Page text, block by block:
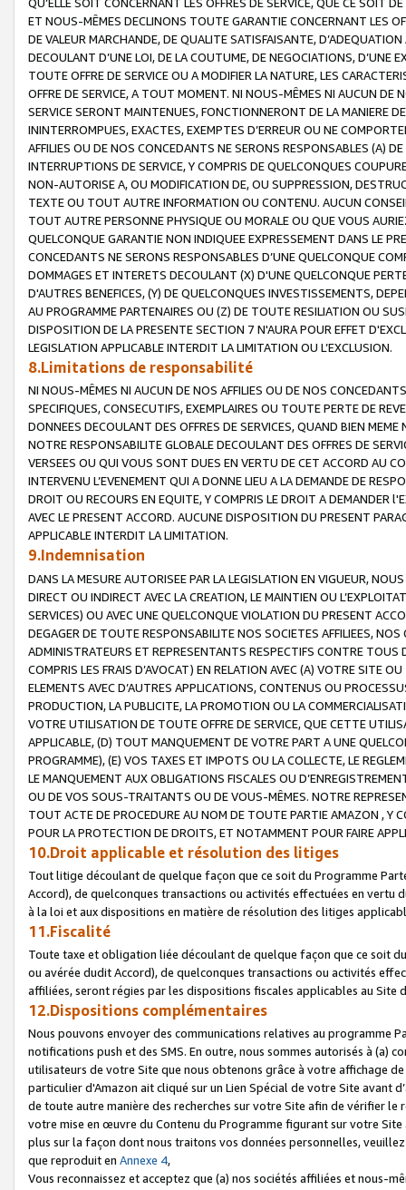
ET NOUS-MÊMES DECLINONS TOUTE GARANTIE CONCERNANT LES
DE VALEUR MARCHANDE, DE QUALITE SATISFAISANTE,
DECOULANT D’UNE LOI, DE LA COUTUME, DE NEGOCIATIONS, D’UNE
TOUTE OFFRE DE SERVICE OU A MODIFIER LA NATURE, LES
OFFRE DE SERVICE, A TOUT MOMENT. NI NOUS-MÊMES NI AUCUN DE
SERVICE SERONT MAINTENUES, FONCTIONNERONT DE LA MANIERE
ININTERROMPUES, EXACTES, EXEMPTES D’ERREUR OU NE
AFFILIES OU DE NOS CONCEDANTS NE SERONS RESPONSABLES (A)
INTERRUPTIONS DE SERVICE, Y COMPRIS DE QUELCONQUES
NON-AUTORISE A, OU MODIFICATION DE, OU SUPPRESSION,
TEXTE OU TOUT AUTRE INFORMATION OU CONTENU. AUCUN
TOUT AUTRE PERSONNE PHYSIQUE OU MORALE OU QUE VOUS
QUELCONQUE GARANTIE NON INDIQUEE EXPRESSEMENT DANS LE
CONCEDANTS NE SERONS RESPONSABLES D’UNE QUELCONQUE
DOMMAGES ET INTERETS DECOULANT (X) D'UNE QUELCONQUE
D'AUTRES BENEFICES, (Y) DE QUELCONQUES INVESTISSEMENTS,
AU PROGRAMME PARTENAIRES OU (Z) DE TOUTE RESILIATION OU
DISPOSITION DE LA PRESENTE SECTION 7 N'AURA POUR EFFET
LEGISLATION APPLICABLE INTERDIT LA LIMITATION OU L’EXCLUSION.
8.Limitations de responsabilité
NI NOUS-MÊMES NI AUCUN DE NOS AFFILIES OU DE NOS
SPECIFIQUES, CONSECUTIFS, EXEMPLAIRES OU TOUTE PERTE DE
DONNEES DECOULANT DES OFFRES DE SERVICES, QUAND BIEN
NOTRE RESPONSABILITE GLOBALE DECOULANT DES OFFRES DE
VERSEES OU QUI VOUS SONT DUES EN VERTU DE CET ACCORD AU
INTERVENU L’EVENEMENT QUI A DONNE LIEU A LA DEMANDE DE
DROIT OU RECOURS EN EQUITE, Y COMPRIS LE DROIT A DEMANDER
AVEC LE PRESENT ACCORD. AUCUNE DISPOSITION DU PRESENT
APPLICABLE INTERDIT LA LIMITATION.
9.Indemnisation
DANS LA MESURE AUTORISEE PAR LA LEGISLATION EN VIGUEUR,
DIRECT OU INDIRECT AVEC LA CREATION, LE MAINTIEN OU
SERVICES) OU AVEC UNE QUELCONQUE VIOLATION DU PRESENT
DEGAGER DE TOUTE RESPONSABILITE NOS SOCIETES AFFILIEES,
ADMINISTRATEURS ET REPRESENTANTS RESPECTIFS CONTRE
COMPRIS LES FRAIS D’AVOCAT) EN RELATION AVEC (A) VOTRE SITE
ELEMENTS AVEC D’AUTRES APPLICATIONS, CONTENUS OU
PRODUCTION, LA PUBLICITE, LA PROMOTION OU LA
VOTRE UTILISATION DE TOUTE OFFRE DE SERVICE, QUE CETTE
APPLICABLE, (D) TOUT MANQUEMENT DE VOTRE PART A UNE
PROGRAMME), (E) VOS TAXES ET IMPOTS OU LA COLLECTE, LE
LE MANQUEMENT AUX OBLIGATIONS FISCALES OU
OU DE VOS SOUS-TRAITANTS OU DE VOUS-MÊMES. NOTRE
TOUT ACTE DE PROCEDURE AU NOM DE TOUTE PARTIE AMAZON , Y
POUR LA PROTECTION DE DROITS, ET NOTAMMENT POUR FAIRE
10.Droit applicable et résolution des litiges
Tout litige découlant de quelque façon que ce soit du Programme
Accord), de quelconques transactions ou activités effectuées en vertu
à la loi et aux dispositions en matière de résolution des litiges
11.Fiscalité
Toute taxe et obligation liée découlant de quelque façon que ce soit
ou avérée dudit Accord), de quelconques transactions ou activités
affiliées, seront régies par les dispositions fiscales applicables au Site
12.Dispositions complémentaires
Nous pouvons envoyer des communications relatives au programme
notifications push et des SMS. En outre, nous sommes autorisés à
utilisateurs de votre Site que nous obtenons grâce à votre affichage
particulier d'Amazon ait cliqué sur un Lien Spécial de votre Site avant
de toute autre manière des recherches sur votre Site afin de vérifier
votre mise en œuvre du Contenu du Programme figurant sur votre
plus sur la façon dont nous traitons vos données personnelles,
que reproduit en Annexe 4,
Vous reconnaissez et acceptez que (a) nos sociétés affiliées et nous-